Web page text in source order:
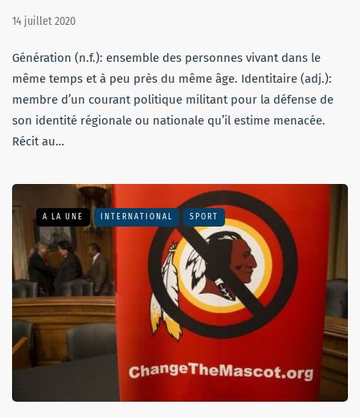
14 juillet 2020
Génération (n.f.): ensemble des personnes vivant dans le
même temps et à peu près du même âge. Identitaire (adj.):
membre d’un courant politique militant pour la défense de
son identité régionale ou nationale qu’il estime menacée.
Récit au…
A LA UNE INTERNATIONAL SPORT